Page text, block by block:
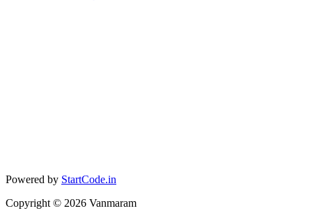
Powered by StartCode.in
Copyright © 2026 Vanmaram